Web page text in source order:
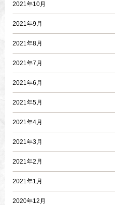
2021年10月
2021年9月
2021年8月
2021年7月
2021年6月
2021年5月
2021年4月
2021年3月
2021年2月
2021年1月
2020年12月